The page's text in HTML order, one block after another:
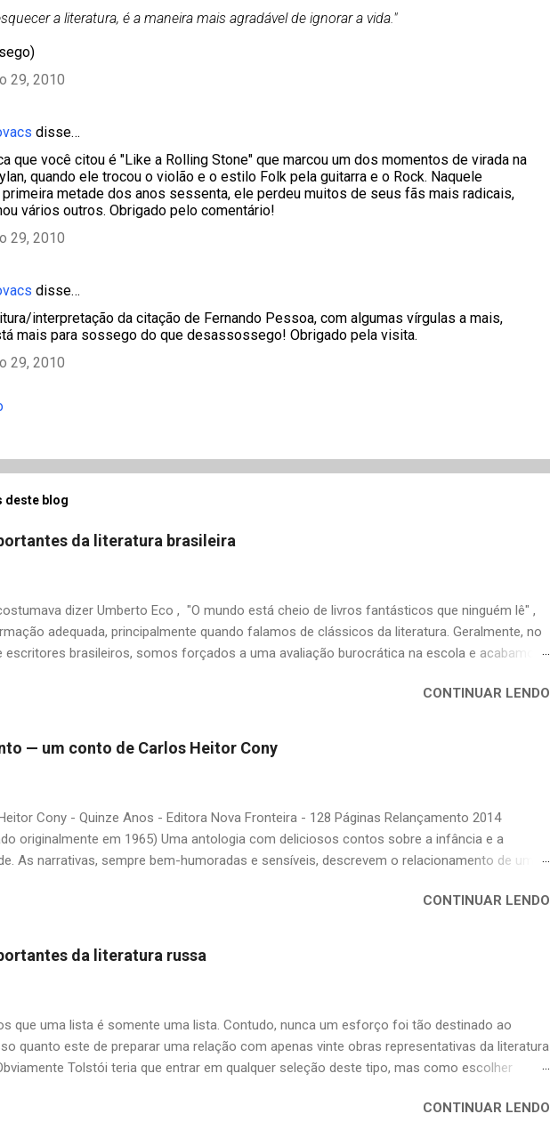
a literatura, é a maneira mais agradável de ignorar a vida."
29, 2010
disse…
que você citou é "Like a Rolling Stone" que marcou um dos momentos de virada na
quando ele trocou o violão e o estilo Folk pela guitarra e o Rock. Naquele
primeira metade dos anos sessenta, ele perdeu muitos de seus fãs mais radicais,
vários outros. Obrigado pelo comentário!
29, 2010
disse…
interpretação da citação de Fernando Pessoa, com algumas vírgulas a mais,
mais para sossego do que desassossego! Obrigado pela visita.
29, 2010
deste blog
da literatura brasileira
dizer Umberto Eco , "O mundo está cheio de livros fantásticos que ninguém lê" ,
adequada, principalmente quando falamos de clássicos da literatura. Geralmente, no
escritores brasileiros, somos forçados a uma avaliação burocrática na escola e acabamos
É surpreendente como uma segunda visita a essas obras, já em nossa maturidade, pode
nós? A limitação de apenas 20 indicações me forçou a deixar grandes autores de fora,
Álvares de Azevedo, Antônio Calado, Augusto dos Anjos, Autran Dourado, Carlos
de Andrade, Castro Alves, Cecília Meireles, Dias Gomes, Dalton Trevisan, Fernando
(em o...
CONTINUAR LENDO
— um conto de Carlos Heitor Cony
Cony - Quinze Anos - Editora Nova Fronteira - 128 Páginas Relançamento 2014
originalmente em 1965) Uma antologia com deliciosos contos sobre a infância e a
As narrativas, sempre bem-humoradas e sensíveis, descrevem o relacionamento de um
primeiro dos seis casamentos do escritor. O livro deixa um sabor de saudade de uma época
sempre "politicamente corretas", como comprar pintos na feira e fazer todas as vontades
mimada. O pai, as filhas e o pinto (Carlos Heitor Cony) — Papai, se eu pedir uma coisa o
A primeira e mecânica vontade é dizer que dava. Mas resolve valorizar. — Bom,
CONTINUAR LENDO
da literatura russa
que uma lista é somente uma lista. Contudo, nunca um esforço foi tão destinado ao
quanto este de preparar uma relação com apenas vinte obras representativas da literatura
Tolstói teria que entrar em qualquer seleção deste tipo, mas como escolher
e Paz"? O mesmo impasse para Dostoiévski e outros citados aqui. De qualquer forma,
CONTINUAR LENDO